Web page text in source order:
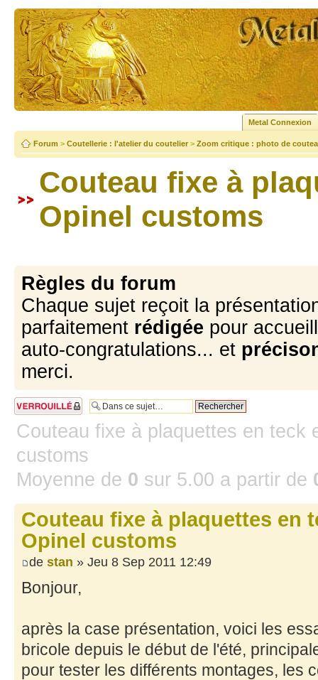
Metal Connexion
Forum > Coutellerie : l'atelier du coutelier > Zoom critique : photo de
Couteau fixe à
Opinel customs
Règles du forum
Chaque sujet reçoit la
parfaitement rédigée pour
auto-congratulations... et
merci.
Sujet verrouillé
Couteau fixe à plaquettes en teck
customs
Moyenne de 0 sur 5.00 a partir de
Couteau fixe à plaquettes en
Opinel customs
de stan » Jeu 8 Sep 2011 12:49
Bonjour,
après la case présentation, voici les
bricole depuis le début de l'été,
pour tester les différents montages, les